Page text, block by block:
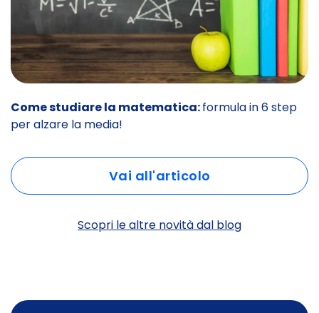
Come studiare la matematica:formula in 6 step
per alzare la media!
Vai all'articolo
Scopri le altre novità dal blog